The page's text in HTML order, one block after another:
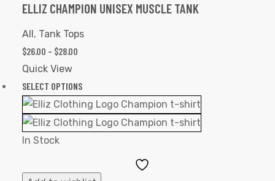
ELLIZ CHAMPION UNISEX MUSCLE TANK
All, Tank Tops
$26.00 – $28.00
Quick View
SELECT OPTIONS
In Stock